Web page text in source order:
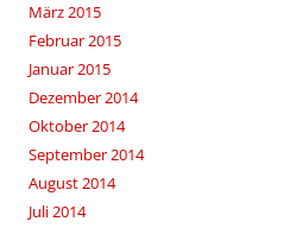
März 2015
Februar 2015
Januar 2015
Dezember 2014
Oktober 2014
September 2014
August 2014
Juli 2014